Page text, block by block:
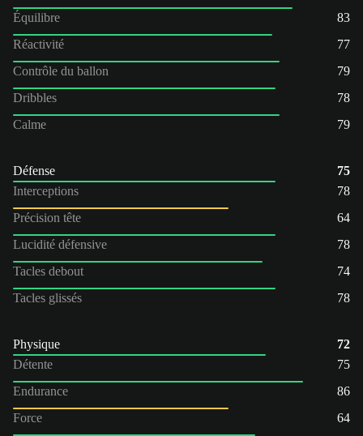
Équilibre
83
Réactivité
77
Contrôle du ballon
79
Dribbles
78
Calme
79
Défense
75
Interceptions
78
Précision tête
64
Lucidité défensive
78
Tacles debout
74
Tacles glissés
78
Physique
72
Détente
75
Endurance
86
Force
64